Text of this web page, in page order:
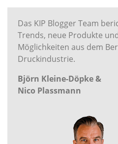
Das KIP Blogger Team
Trends, neue Produkte
Möglichkeiten aus dem
Druckindustrie.
Björn Kleine-Döpke &
Nico Plassmann